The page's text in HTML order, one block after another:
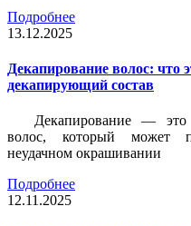
Подробнее
13.12.2025
Декапирование волос: что
декапирующий состав
Декапирование — это
волос, который может
неудачном окрашивании
Подробнее
12.11.2025